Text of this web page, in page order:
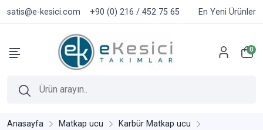
satis@e-kesici.com +90 (0) 216 / 452 75 65 En Yeni Ürünler
0
Anasayfa Matkap ucu Karbür Matkap ucu